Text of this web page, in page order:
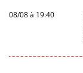
08/08 à 19:40